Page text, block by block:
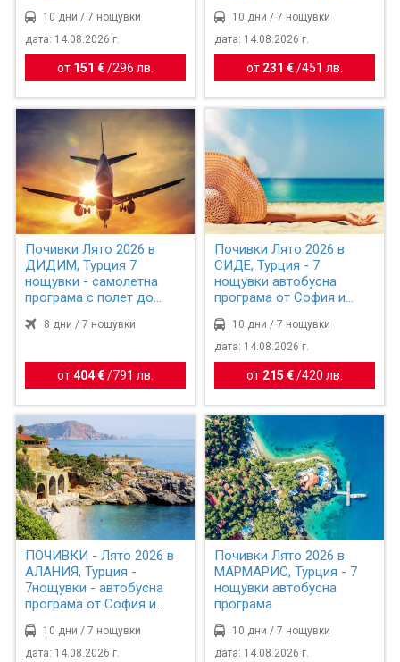
10 дни / 7 нощувки
дата: 14.08.2026 г.
от 151 € /296 лв.
10 дни / 7 нощувки
дата: 14.08.2026 г.
от 231 €/451 лв.
Почивки Лято 2026 в
ДИДИМ, Турция 7
нощувки - самолетна
програма с полет до
8 дни / 7 нощувки
от404 € / 791 лв.
Почивки Лято 2026 в
СИДЕ, Турция - 7
нощувки автобусна
програма от София и
10 дни / 7 нощувки
дата: 14.08.2026 г.
от 215 €/420 лв.
ПОЧИВКИ - Лято 2026 в
АЛАНИЯ, Турция -
7нощувки - автобусна
програма от София и
10 дни / 7 нощувки
дата: 14.08.2026 г.
Почивки Лято 2026 в
МАРМАРИС, Турция - 7
нощувки автобусна
програма
10 дни / 7 нощувки
дата: 14.08.2026 г.